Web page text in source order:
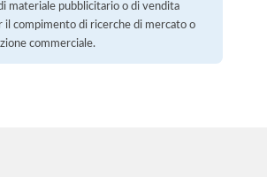
materiale pubblicitario o di vendita
il compimento di ricerche di mercato o
commerciale.